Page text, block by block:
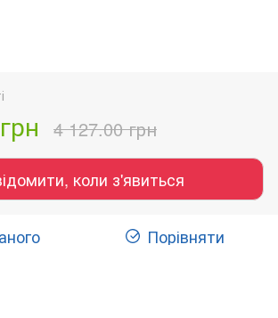
4 127.00 грн
коли з'явиться
Порівняти